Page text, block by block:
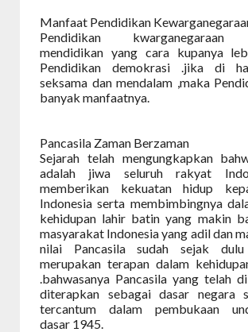
Manfaat Pendidikan
Pendidikan kwarganegaraan
mendidikan yang cara kupanya
Pendidikan demokrasi .jika di
seksama dan mendalam ,maka
banyak manfaatnya.
Pancasila Zaman Berzaman
Sejarah telah mengungkapkan
adalah jiwa seluruh rakyat
memberikan kekuatan hidup
Indonesia serta membimbingnya
kehidupan lahir batin yang makin
masyarakat Indonesia yang adil dan
nilai Pancasila sudah sejak
merupakan terapan dalam
.bahwasanya Pancasila yang telah
diterapkan sebagai dasar negara
tercantum dalam pembukaan
dasar 1945.